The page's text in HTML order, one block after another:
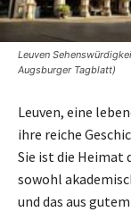
Leuven
Augsburger Tagblatt)
Leuven, eine
ihre reiche
Sie ist die Heimat
sowohl
und das aus